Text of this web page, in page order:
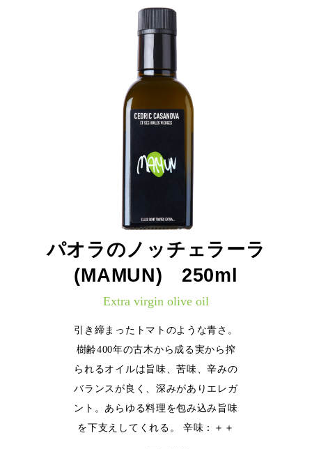
パオラのノッチェラーラ
(MAMUN) 250ml
Extra virgin olive oil
引き締まったトマトのような青さ。
樹齢400年の古木から成る実から搾
られるオイルは旨味、苦味、辛みの
バランスが良く、深みがありエレガ
ント。あらゆる料理を包み込み旨味
を下支えしてくれる。 辛味：＋＋